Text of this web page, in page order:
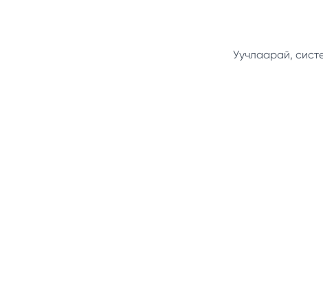
Уучлаарай,